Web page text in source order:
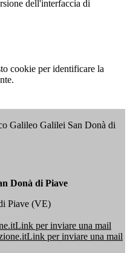
dell'interfaccia di
cookie per identificare la
Galileo Galilei San Donà di
Donà di Piave
Piave (VE)
Link per inviare una mail
Link per inviare una mail